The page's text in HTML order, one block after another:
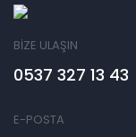
BİZE ULAŞIN
0537 327 13 43
E-POSTA